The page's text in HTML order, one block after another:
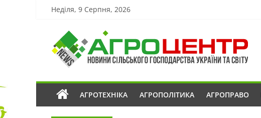
Неділя, 9 Серпня, 2026
АГРОТЕХНІКА АГРОПОЛІТИКА АГРОПРАВО